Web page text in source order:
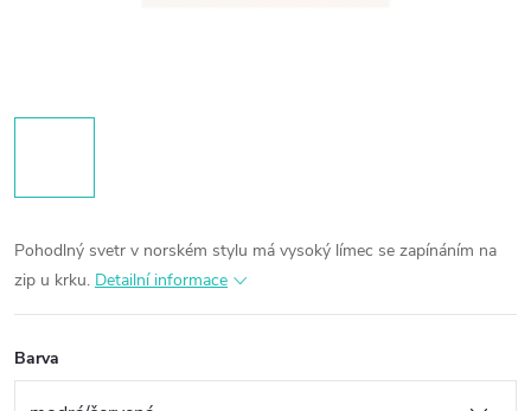
Pohodlný svetr v norském stylu má vysoký límec se zapínáním na
zip u krku. Detailní informace
Barva